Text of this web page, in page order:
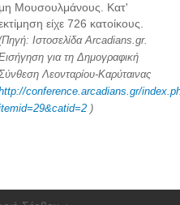
μη Μουσουλμάνους. Κατ'
είχε 726 κατοίκους.
Ιστοσελίδα Arcadians.gr.
για τη Δημογραφική
Λεονταρίου-Καρύταινας
conference.arcadians.gr/
)